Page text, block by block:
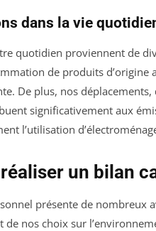
dans la vie
quotidien proviennent de
de produits d’origine
De plus, nos
significativement aux
l’utilisation
un bilan
présente de nombreux
de nos choix sur